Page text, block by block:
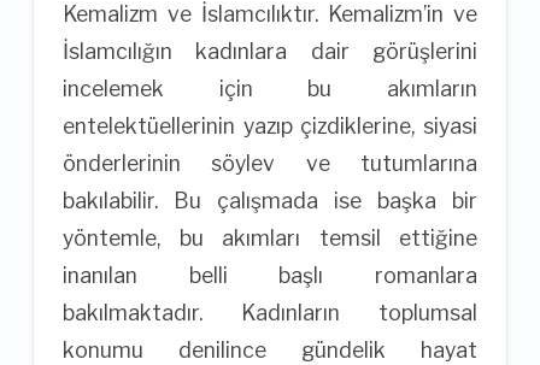
Kemalizm ve İslamcılıktır. Kemalizm’in ve
İslamcılığın kadınlara dair görüşlerini
incelemek için bu akımların
entelektüellerinin yazıp çizdiklerine, siyasi
önderlerinin söylev ve tutumlarına
bakılabilir. Bu çalışmada ise başka bir
yöntemle, bu akımları temsil ettiğine
inanılan belli başlı romanlara
bakılmaktadır. Kadınların toplumsal
konumu denilince gündelik hayat